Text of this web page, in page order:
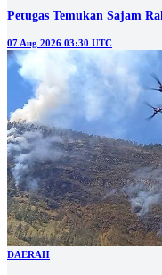
Petugas Temukan Sajam
07 Aug 2026 03:30 UTC
DAERAH